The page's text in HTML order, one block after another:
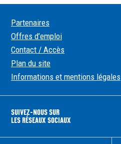
Partenaires
Offres d’emploi
Contact / Accès
Plan du site
Informations et mentions légales
SUIVEZ-NOUS SUR
LES RÉSEAUX SOCIAUX